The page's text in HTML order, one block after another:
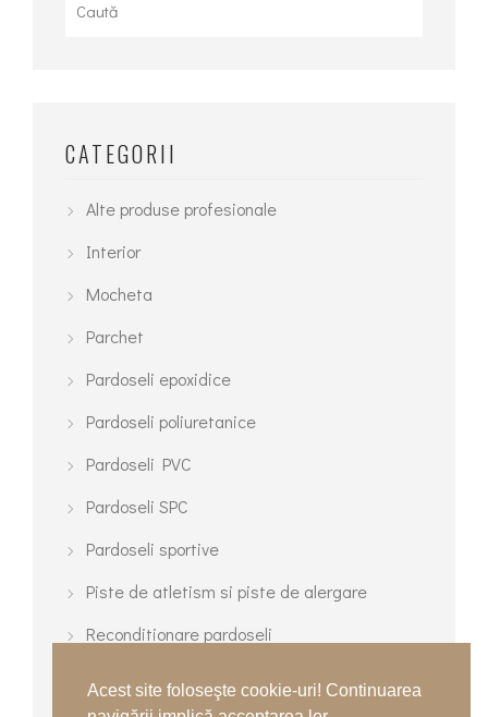
CATEGORII
Alte produse profesionale
Interior
Mocheta
Parchet
Pardoseli epoxidice
Pardoseli poliuretanice
Pardoseli PVC
Pardoseli SPC
Pardoseli sportive
Piste de atletism si piste de alergare
Reconditionare pardoseli
Acest site foloseşte cookie-uri! Continuarea